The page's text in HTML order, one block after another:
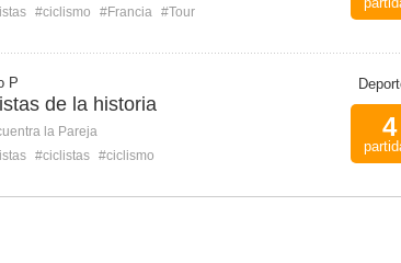
#ciclismo #Francia #Tour
P
de la historia
la Pareja
#ciclistas #ciclismo
4